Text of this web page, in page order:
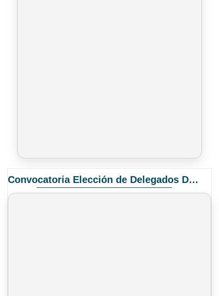
Convocatoria Elección de Delegados Docentes para el XIV Congreso Nacional de Universidades